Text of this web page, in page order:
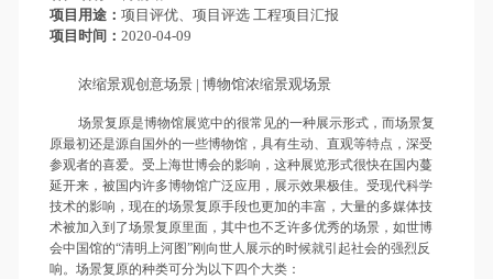
项目用途
项目评优、项目评选 工程项目汇报
项目时间
2020-04-09
浓缩景观创意场景 | 博物馆浓缩景观场景
场景复原是博物馆展览中的很常见的一种展示形式，而场景复
原最初还是源自国外的一些博物馆，具有生动、直观等特点，深受
参观者的喜爱。受上海世博会的影响，这种展览形式很快在国内蔓
延开来，被国内许多博物馆广泛应用，展示效果极佳。受现代科学
技术的影响，现在的场景复原手段也更加的丰富，大量的多媒体技
术被加入到了场景复原里面，其中也不乏许多优秀的场景，如世博
会中国馆的“清明上河图”刚向世人展示的时候就引起社会的强烈反
响。场景复原的种类可分为以下四个大类：